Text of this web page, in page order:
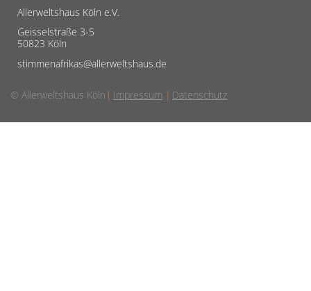
Allerweltshaus Köln e.V.
Geisselstraße 3-5
50823 Köln
stimmenafrikas@allerweltshaus.de
© Allerweltshaus Köln Impressum Datenschutz